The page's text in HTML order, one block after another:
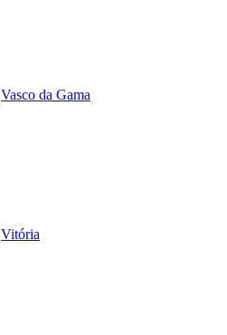
Vasco da Gama
Vitória